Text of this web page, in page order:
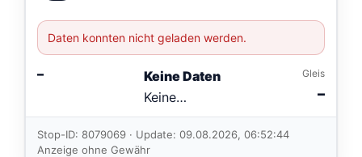
Daten konnten nicht geladen werden.
–
Keine Daten
Keine
Verbindungen
im aktuellen
Feed.
Gleis
–
Stop-ID: 8079069 · Update: 09.08.2026, 06:52:44
Anzeige ohne Gewähr